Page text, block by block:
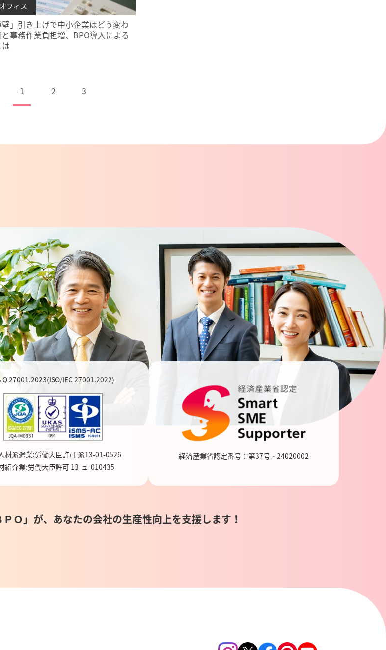
フィス
壁」引き上げで中小企業はどう変わ
事務作業負担増、BPO導入による
1 2 3
Q 27001:2023(ISO/IEC 27001:2022)
材派遣業:労働大臣許可 派13-01-0526
紹介業:労働大臣許可 13-ュ-010435
経済産業省認定番号：第37号‐24020002
Ｏ」が、あなたの会社の生産性向上を支援します！